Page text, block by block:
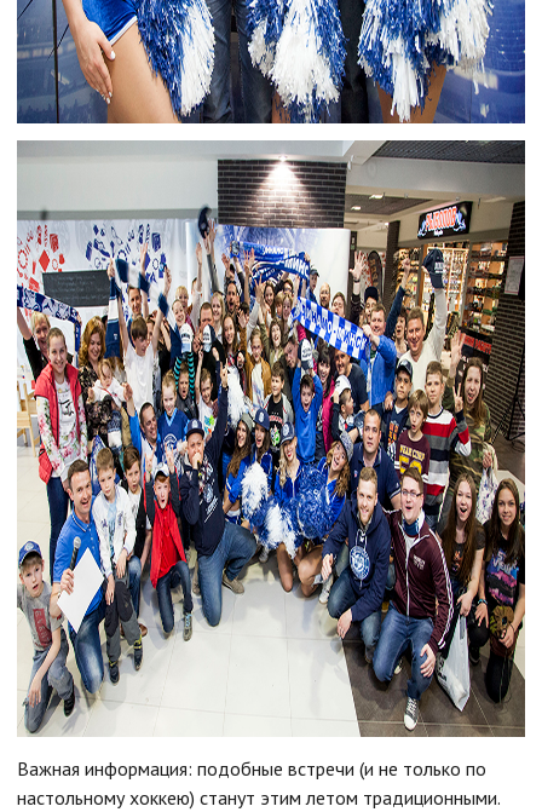
Важная информация: подобные встречи (и не только по
настольному хоккею) станут этим летом традиционными.